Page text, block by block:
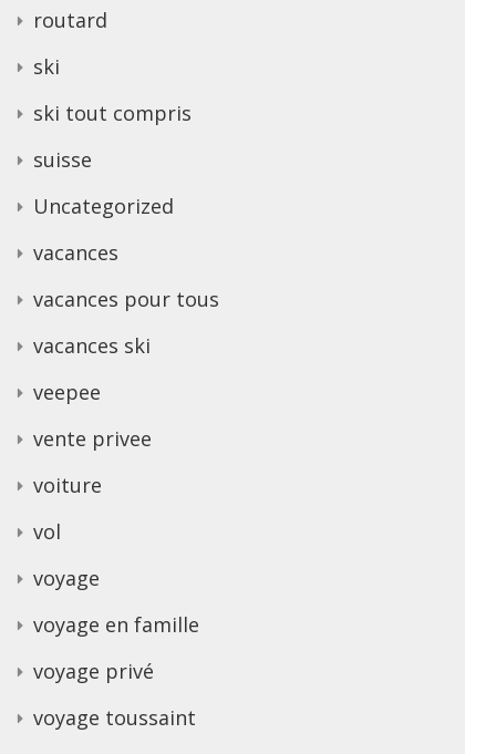
routard
ski
ski tout compris
suisse
Uncategorized
vacances
vacances pour tous
vacances ski
veepee
vente privee
voiture
vol
voyage
voyage en famille
voyage privé
voyage toussaint